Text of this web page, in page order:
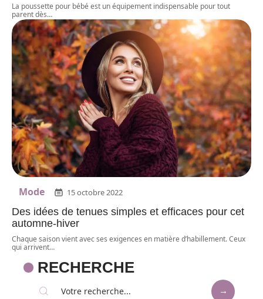
La poussette pour bébé est un équipement indispensable pour tout
parent dès…
Mode 15 octobre 2022
Des idées de tenues simples et efficaces pour cet
automne-hiver
Chaque saison vient avec ses exigences en matière d’habillement. Ceux
qui arrivent…
RECHERCHE